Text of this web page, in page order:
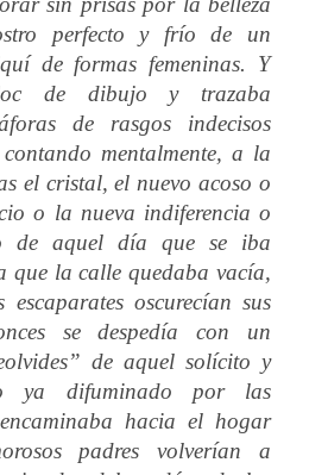
perfecto y frío de un
de formas femeninas. Y
de dibujo y trazaba
de rasgos indecisos
mentalmente, a la
el cristal, el nuevo acoso o
o la nueva indiferencia o
de aquel día que se iba
que la calle quedaba vacía,
oscurecían sus
se despedía con un
de aquel solícito y
ya difuminado por las
hacia el hogar
padres volverían a